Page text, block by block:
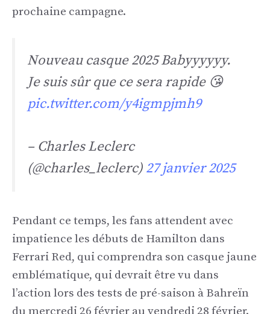
prochaine campagne.
Nouveau casque 2025 Babyyyyyy.
Je suis sûr que ce sera rapide 😘
pic.twitter.com/y4igmpjmh9
– Charles Leclerc
(@charles_leclerc) 27 janvier 2025
Pendant ce temps, les fans attendent avec
impatience les débuts de Hamilton dans
Ferrari Red, qui comprendra son casque jaune
emblématique, qui devrait être vu dans
l’action lors des tests de pré-saison à Bahreïn
du mercredi 26 février au vendredi 28 février.